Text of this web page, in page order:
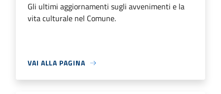
Gli ultimi aggiornamenti sugli avvenimenti e la
vita culturale nel Comune.
VAI ALLA PAGINA